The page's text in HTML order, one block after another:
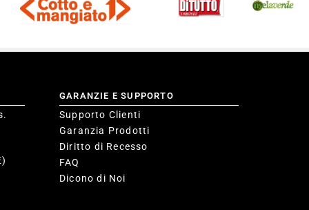
GARANZIE E SUPPORTO
Supporto Clienti
Garanzia Prodotti
Diritto di Recesso
FAQ
Dicono di Noi